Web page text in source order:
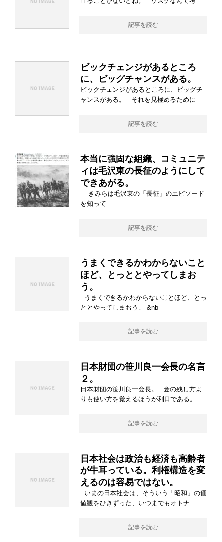
記事を読む
ビックチェンジがあるところ
に、ビッグチャンスがある。
ビックチェンジがあるところに、ビッグチ
ャンスがある。 それを見極めるために
記事を読む
本当に強固な組織、コミュニテ
ィは毛沢東の長征のようにして
できあがる。
きみらは毛沢東の「長征」のエピソード
を知って
記事を読む
うまくできるかわからないこと
ほど、とっととやってしまお
う。
うまくできるかわからないことほど、とっ
ととやってしまおう。 &nb
記事を読む
日本財団の笹川良一会長の名言
２。
日本財団の笹川良一会長。 金の残し方よ
りも使い方を覚えるほうが利口である。
記事を読む
日本社会は政治も経済も高齢者
が牛耳っている。利権構造を変
えるのは容易ではない。
いまの日本社会は、そういう「昭和」の価
値観をひきずった、いつまでもオトナ
記事を読む